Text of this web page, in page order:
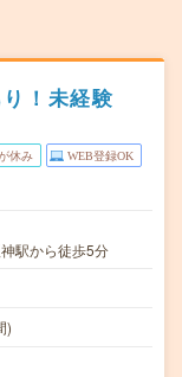
！未経験
休み WEB登録OK
駅から徒歩5分
)